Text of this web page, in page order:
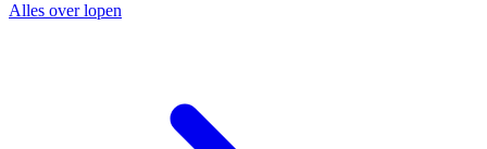
Alles over lopen